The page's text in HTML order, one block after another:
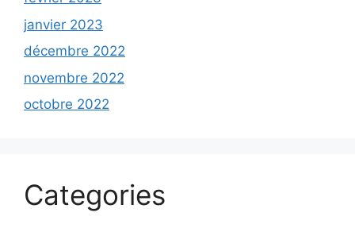
janvier 2023
décembre 2022
novembre 2022
octobre 2022
Categories